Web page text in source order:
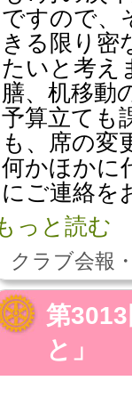
ですので、
きる限り密
たいと考え
膳、机移動
予算立ても
も、席の変
何かほかに
にご連絡を
っと読む
クラブ会報
第
と」